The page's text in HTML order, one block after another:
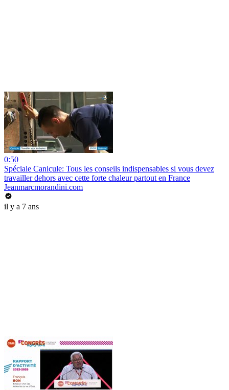
0:50
Spéciale Canicule: Tous les conseils indispensables si vous devez
travailler dehors avec cette forte chaleur partout en France
Jeanmarcmorandini.com
il y a 7 ans